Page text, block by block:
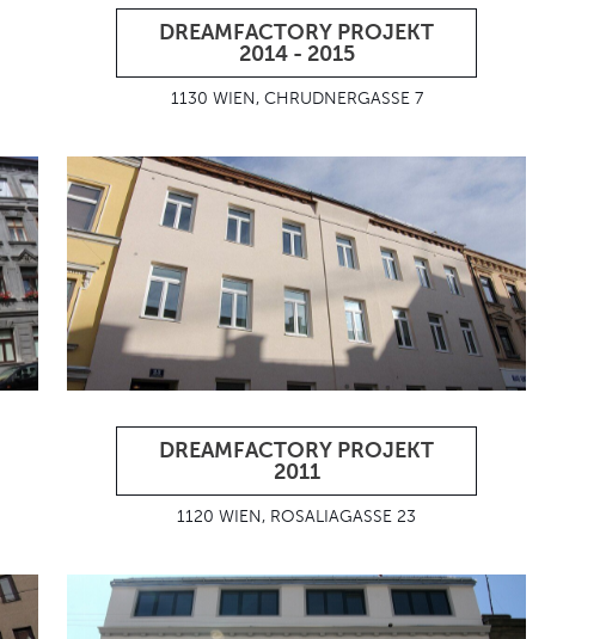
DREAMFACTORY PROJEKT
2014 - 2015
1130 WIEN, CHRUDNERGASSE 7
DREAMFACTORY PROJEKT
2011
1120 WIEN, ROSALIAGASSE 23